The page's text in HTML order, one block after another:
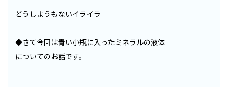
どうしようもないイライラ
◆さて今回は青い小瓶に入ったミネラルの液体
についてのお話です。